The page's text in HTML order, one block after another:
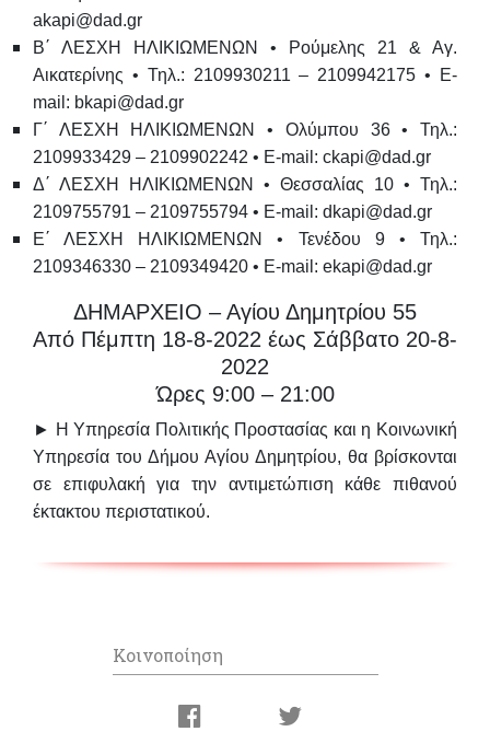
akapi@dad.gr
Β΄ ΛΕΣΧΗ ΗΛΙΚΙΩΜΕΝΩΝ •
Ρούμελης 21 & Αγ.
Αικατερίνης • Τηλ.: 2109930211 – 2109942175 • E-
mail: bkapi@dad.gr
Γ΄ ΛΕΣΧΗ ΗΛΙΚΙΩΜΕΝΩΝ • Ολύμπου 36 • Τηλ.:
2109933429 – 2109902242 • E-mail: ckapi@dad.gr
Δ΄ ΛΕΣΧΗ ΗΛΙΚΙΩΜΕΝΩΝ • Θεσσαλίας 10 • Τηλ.:
2109755791 – 2109755794 • E-mail: dkapi@dad.gr
Ε΄ ΛΕΣΧΗ ΗΛΙΚΙΩΜΕΝΩΝ • Τενέδου 9 • Τηλ.:
2109346330 – 2109349420 • E-mail: ekapi@dad.gr
ΔΗΜΑΡΧΕΙΟ – Αγίου Δημητρίου 55
Από Πέμπτη 18-8-2022 έως Σάββατο 20-8-
2022
Ώρες 9:00 – 21:00
► Η Υπηρεσία Πολιτικής Προστασίας και η Κοινωνική
Υπηρεσία του Δήμου Αγίου Δημητρίου, θα βρίσκονται
σε επιφυλακή για την αντιμετώπιση κάθε πιθανού
έκτακτου περιστατικού.
Κοινοποίηση